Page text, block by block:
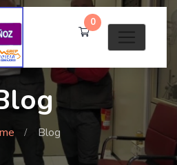
0
Blog